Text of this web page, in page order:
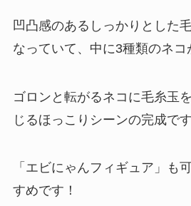
凹凸感のあるしっかりとした
なっていて、中に3種類のネコ
ゴロンと転がるネコに毛糸玉
じるほっこりシーンの完成で
「エビにゃんフィギュア」も
すめです！